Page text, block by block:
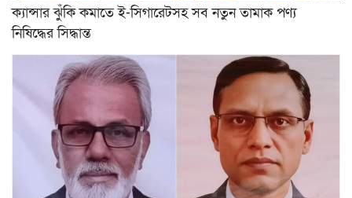
ক্যান্সার ঝুঁকি কমাতে ই-সিগারেটসহ সব নতুন তামাক পণ্য
নিষিদ্ধের সিদ্ধান্ত